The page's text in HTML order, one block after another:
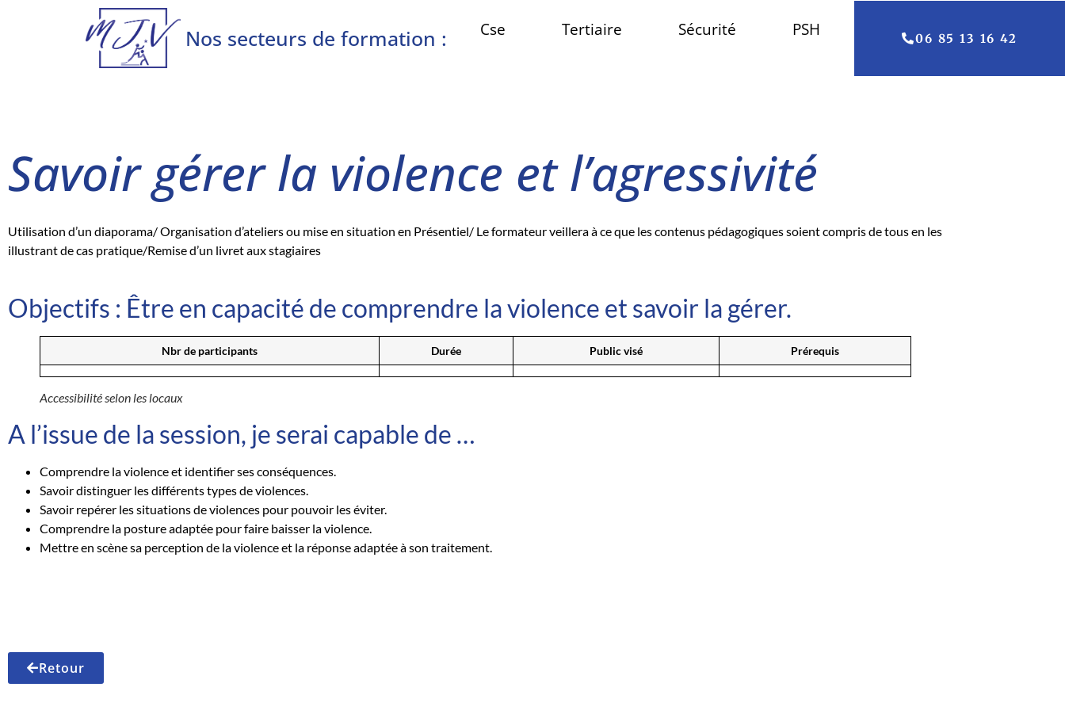
Nos secteurs de formation : Cse Tertiaire Sécurité PSH 06 85 13 16 42
Savoir gérer la violence et l’agressivité
Utilisation d’un diaporama/ Organisation d’ateliers ou mise en situation en Présentiel/ Le formateur veillera à ce que les contenus pédagogiques soient compris de tous en les
illustrant de cas pratique/Remise d’un livret aux stagiaires
Objectifs : Être en capacité de comprendre la violence et savoir la gérer.
Nbr de participants Durée Public visé Prérequis
Accessibilité selon les locaux
A l’issue de la session, je serai capable de …
Comprendre la violence et identifier ses conséquences.
Savoir distinguer les différents types de violences.
Savoir repérer les situations de violences pour pouvoir les éviter.
Comprendre la posture adaptée pour faire baisser la violence.
Mettre en scène sa perception de la violence et la réponse adaptée à son traitement.
Retour